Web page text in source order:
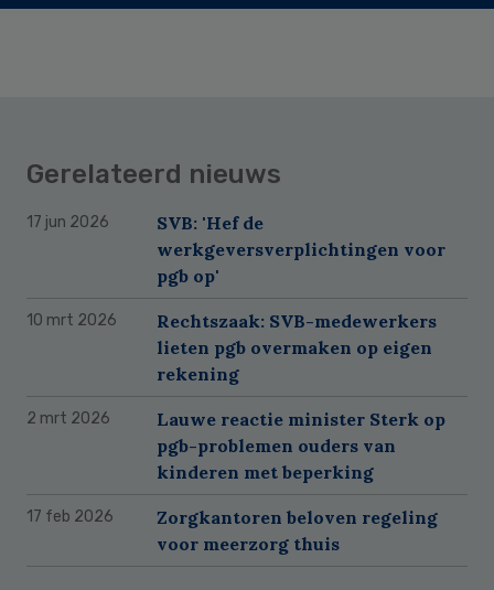
Gerelateerd nieuws
17 jun 2026
SVB: 'Hef de
werkgeversverplichtingen voor
pgb op'
10 mrt 2026
Rechtszaak: SVB-medewerkers
lieten pgb overmaken op eigen
rekening
2 mrt 2026
Lauwe reactie minister Sterk op
pgb-problemen ouders van
kinderen met beperking
17 feb 2026
Zorgkantoren beloven regeling
voor meerzorg thuis